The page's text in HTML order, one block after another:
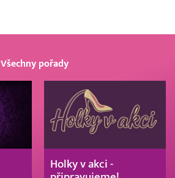
Všechny pořady
Holky v akci -